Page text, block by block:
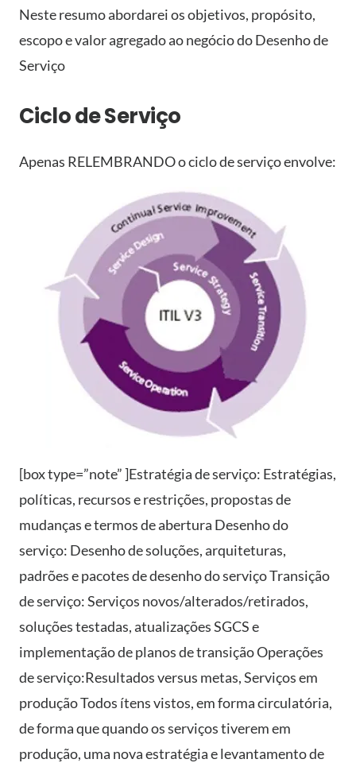
Neste resumo abordarei os objetivos, propósito,
escopo e valor agregado ao negócio do Desenho de
Serviço
Ciclo de Serviço
Apenas RELEMBRANDO o ciclo de serviço envolve:
[box type=”note” ]Estratégia de serviço: Estratégias,
políticas, recursos e restrições, propostas de
mudanças e termos de abertura Desenho do
serviço: Desenho de soluções, arquiteturas,
padrões e pacotes de desenho do serviço Transição
de serviço: Serviços novos/alterados/retirados,
soluções testadas, atualizações SGCS e
implementação de planos de transição Operações
de serviço:Resultados versus metas, Serviços em
produção Todos ítens vistos, em forma circulatória,
de forma que quando os serviços tiverem em
produção, uma nova estratégia e levantamento de